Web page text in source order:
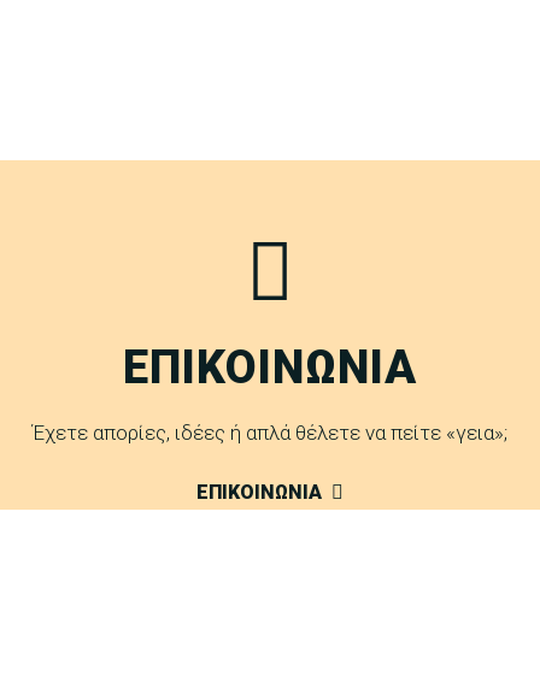
ΕΠΙΚΟΙΝΩΝΙΑ
Έχετε απορίες, ιδέες ή απλά θέλετε να πείτε «γεια»;
ΕΠΙΚΟΙΝΩΝΙΑ